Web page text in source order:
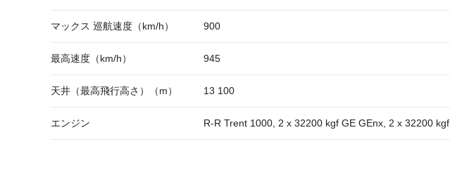
マックス 巡航速度（km/h） 900
最高速度（km/h） 945
天井（最高飛行高さ）（m） 13 100
エンジン R-R Trent 1000, 2 x 32200 kgf GE GEnx, 2 x 32200 kgf